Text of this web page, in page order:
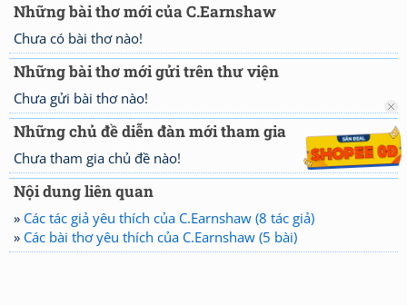
Những bài thơ mới của C.Earnshaw
Chưa có bài thơ nào!
Những bài thơ mới gửi trên thư viện
Chưa gửi bài thơ nào!
Những chủ đề diễn đàn mới tham gia
Chưa tham gia chủ đề nào!
Nội dung liên quan
» Các tác giả yêu thích của C.Earnshaw (8 tác giả)
» Các bài thơ yêu thích của C.Earnshaw (5 bài)